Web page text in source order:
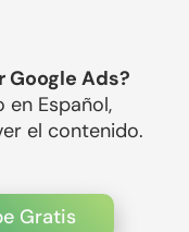
Ads?
Español,
el contenido.
Gratis